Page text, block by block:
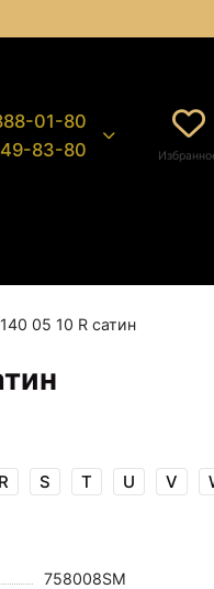
01-80
83-80
05 10 R сатин
R S T U V
758008SM